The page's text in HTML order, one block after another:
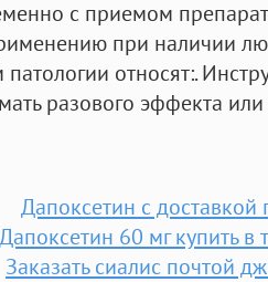
с приемом
при наличии
относят:.
разового эффекта
Дапоксетин с доставкой
Дапоксетин 60 мг купить в
Заказать сиалис почтой